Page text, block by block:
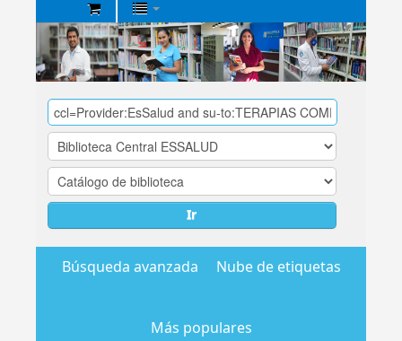
Biblioteca
Central
EsSalud
Ir
Búsqueda avanzada Nube de etiquetas
Más populares